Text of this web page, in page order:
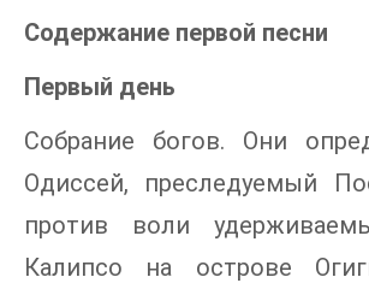
Содержание первой песни
Первый день
Собрание богов. Они
Одиссей, преследуемый
против воли
Калипсо на острове